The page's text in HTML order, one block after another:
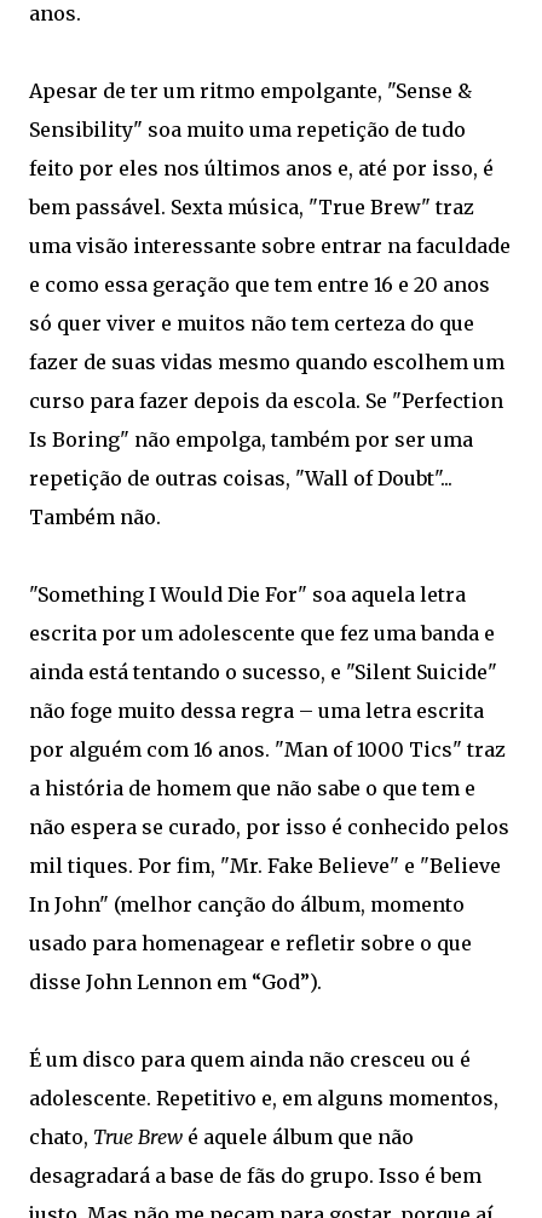
anos.
Apesar de ter um ritmo empolgante, "Sense &
Sensibility" soa muito uma repetição de tudo
feito por eles nos últimos anos e, até por isso, é
bem passável. Sexta música, "True Brew" traz
uma visão interessante sobre entrar na faculdade
e como essa geração que tem entre 16 e 20 anos
só quer viver e muitos não tem certeza do que
fazer de suas vidas mesmo quando escolhem um
curso para fazer depois da escola. Se "Perfection
Is Boring" não empolga, também por ser uma
repetição de outras coisas, "Wall of Doubt"...
Também não.
"Something I Would Die For" soa aquela letra
escrita por um adolescente que fez uma banda e
ainda está tentando o sucesso, e "Silent Suicide"
não foge muito dessa regra – uma letra escrita
por alguém com 16 anos. "Man of 1000 Tics" traz
a história de homem que não sabe o que tem e
não espera se curado, por isso é conhecido pelos
mil tiques. Por fim, "Mr. Fake Believe" e "Believe
In John" (melhor canção do álbum, momento
usado para homenagear e refletir sobre o que
disse John Lennon em “God”).
É um disco para quem ainda não cresceu ou é
adolescente. Repetitivo e, em alguns momentos,
chato, True Brew é aquele álbum que não
desagradará a base de fãs do grupo. Isso é bem